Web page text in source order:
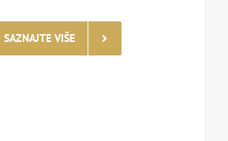
SAZNAJTE VIŠE